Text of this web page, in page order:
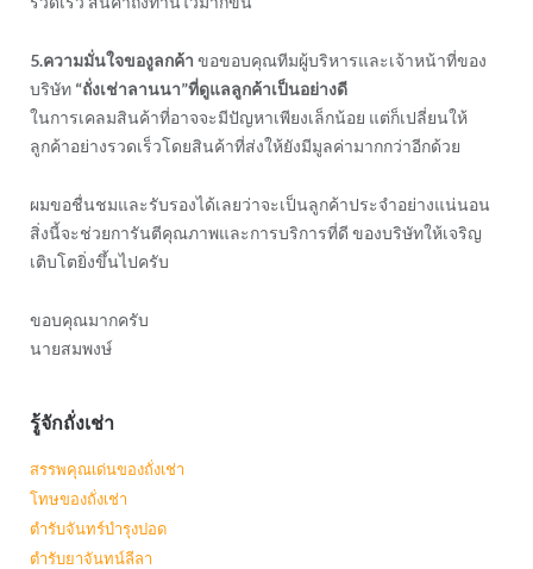
5.ความมั่นใจของูลกค้า ขอขอบคุณทีมผู้บริหารและเจ้าหน้าที่ของ
บริษัท “ถั่งเช่าลานนา”ที่ดูแลลูกค้าเป็นอย่างดี
ในการเคลมสินค้าที่อาจจะมีปัญหาเพียงเล็กน้อย แต่ก็เปลี่ยนให้
ลูกค้าอย่างรวดเร็วโดยสินค้าที่ส่งให้ยังมีมูลค่ามากกว่าอีกด้วย
ผมขอชื่นชมและรับรองได้เลยว่าจะเป็นลูกค้าประจำอย่างแน่นอน
สิ่งนี้จะช่วยการันตีคุณภาพและการบริการที่ดี ของบริษัทให้เจริญ
เติบโตยิ่งขึ้นไปครับ
ขอบคุณมากครับ
นายสมพงษ์
รู้จักถั่งเช่า
สรรพคุณเด่นของถั่งเช่า
โทษของถั่งเช่า
ตำรับจันทร์บำรุงปอด
ตำรับยาจันทน์ลีลา